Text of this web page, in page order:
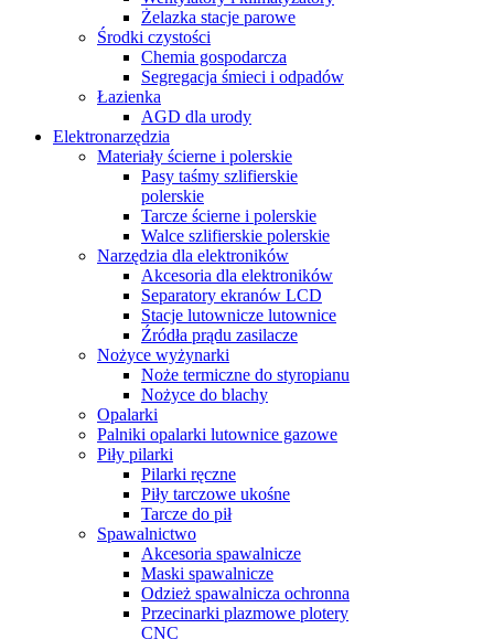
Żelazka stacje parowe
Środki czystości
Chemia gospodarcza
Segregacja śmieci i odpadów
Łazienka
AGD dla urody
Elektronarzędzia
Materiały ścierne i polerskie
Pasy taśmy szlifierskie
polerskie
Tarcze ścierne i polerskie
Walce szlifierskie polerskie
Narzędzia dla elektroników
Akcesoria dla elektroników
Separatory ekranów LCD
Stacje lutownicze lutownice
Źródła prądu zasilacze
Nożyce wyżynarki
Noże termiczne do styropianu
Nożyce do blachy
Opalarki
Palniki opalarki lutownice gazowe
Piły pilarki
Pilarki ręczne
Piły tarczowe ukośne
Tarcze do pił
Spawalnictwo
Akcesoria spawalnicze
Maski spawalnicze
Odzież spawalnicza ochronna
Przecinarki plazmowe plotery
CNC